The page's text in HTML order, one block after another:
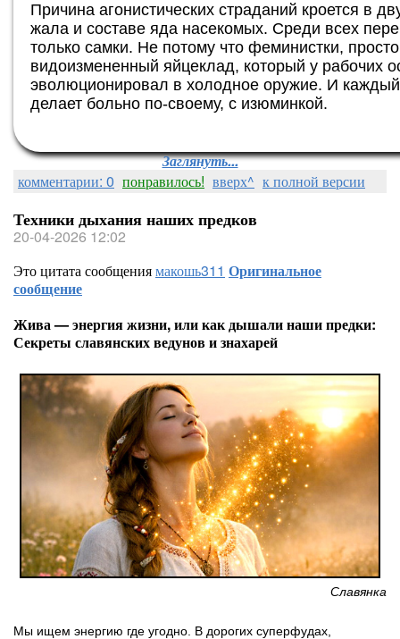
Причина агонистических страданий кроется в
жала и составе яда насекомых. Среди всех
только самки. Не потому что феминистки,
видоизмененный яйцеклад, который у рабочих
эволюционировал в холодное оружие. И каждый
делает больно по-своему, с изюминкой.
Заглянуть...
комментарии: 0 понравилось! вверх^ к полной версии
Техники дыхания наших предков
20-04-2026 12:02
Это цитата сообщениямакошь311 Оригинальное
сообщение
Жива — энергия жизни, или как дышали наши предки:
Секреты славянских ведунов и знахарей
Славянка
Мы ищем энергию где угодно. В дорогих суперфудах,